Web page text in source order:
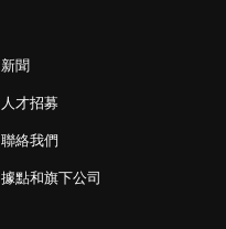
新聞
人才招募
聯絡我們
據點和旗下公司